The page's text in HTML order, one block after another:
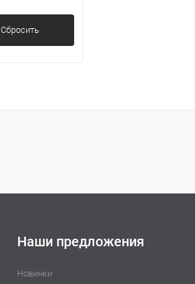
Сбросить
Наши предложения
Новинки